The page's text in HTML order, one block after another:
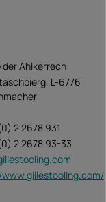
der Ahlkerrech
L-6776
2 2678 931
2 2678 93-33
www.gillestooling.com/